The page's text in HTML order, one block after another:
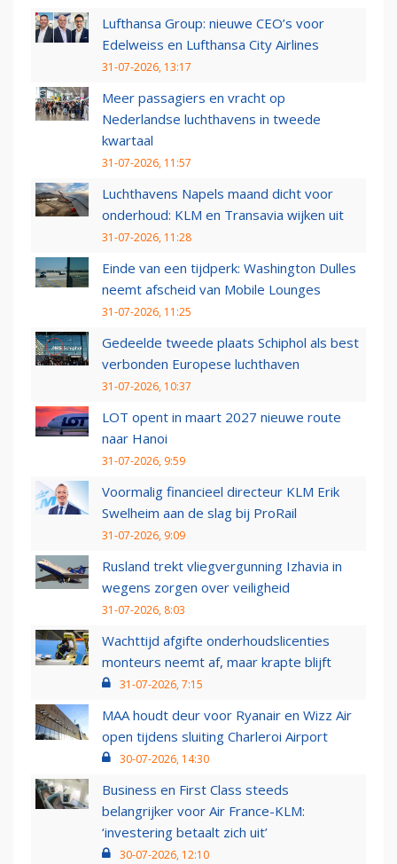
Lufthansa Group: nieuwe CEO’s voor
Edelweiss en Lufthansa City Airlines
31-07-2026, 13:17
Meer passagiers en vracht op
Nederlandse luchthavens in tweede
kwartaal
31-07-2026, 11:57
Luchthavens Napels maand dicht voor
onderhoud: KLM en Transavia wijken uit
31-07-2026, 11:28
Einde van een tijdperk: Washington Dulles
neemt afscheid van Mobile Lounges
31-07-2026, 11:25
Gedeelde tweede plaats Schiphol als best
verbonden Europese luchthaven
31-07-2026, 10:37
LOT opent in maart 2027 nieuwe route
naar Hanoi
31-07-2026, 9:59
Voormalig financieel directeur KLM Erik
Swelheim aan de slag bij ProRail
31-07-2026, 9:09
Rusland trekt vliegvergunning Izhavia in
wegens zorgen over veiligheid
31-07-2026, 8:03
Wachttijd afgifte onderhoudslicenties
monteurs neemt af, maar krapte blijft
31-07-2026, 7:15
MAA houdt deur voor Ryanair en Wizz Air
open tijdens sluiting Charleroi Airport
30-07-2026, 14:30
Business en First Class steeds
belangrijker voor Air France-KLM:
‘investering betaalt zich uit’
30-07-2026, 12:10